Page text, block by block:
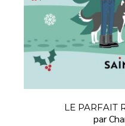
LE PARFAIT
par